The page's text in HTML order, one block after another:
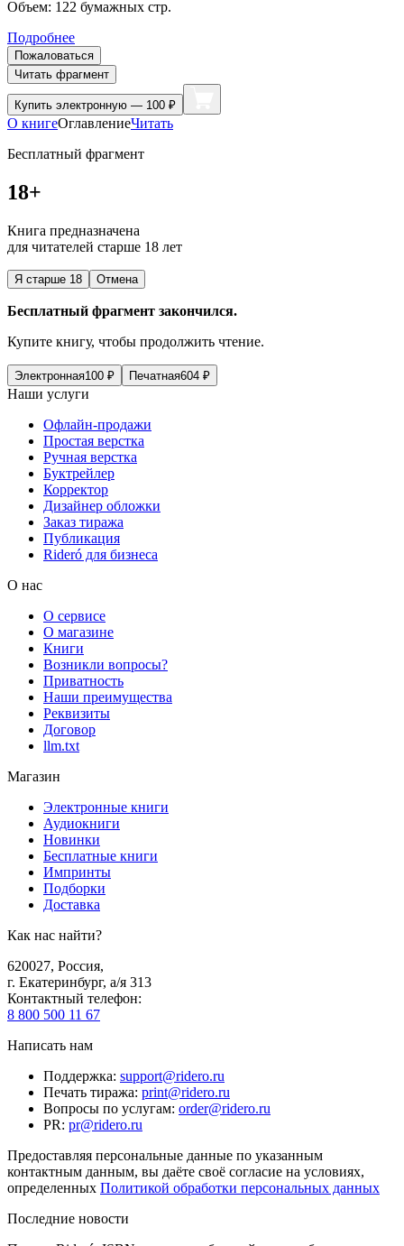
Объем: 122 бумажных стр.
Подробнее
Пожаловаться
Читать фрагмент
Купить электронную — 100 ₽
О книгеОглавлениеЧитать
Бесплатный фрагмент
18+
Книга предназначена
для читателей старше 18 лет
Я старше 18 Отмена
Бесплатный фрагмент закончился.
Купите книгу, чтобы продолжить чтение.
Электронная100 ₽ Печатная604 ₽
Наши услуги
Офлайн-продажи
Простая верстка
Ручная верстка
Буктрейлер
Корректор
Дизайнер обложки
Заказ тиража
Публикация
Rideró для бизнеса
О нас
О сервисе
О магазине
Книги
Возникли вопросы?
Приватность
Наши преимущества
Реквизиты
Договор
llm.txt
Магазин
Электронные книги
Аудиокниги
Новинки
Бесплатные книги
Импринты
Подборки
Доставка
Как нас найти?
620027, Россия,
г. Екатеринбург, а/я 313
Контактный телефон:
8 800 500 11 67
Написать нам
Поддержка: support@ridero.ru
Печать тиража: print@ridero.ru
Вопросы по услугам: order@ridero.ru
PR: pr@ridero.ru
Предоставляя персональные данные по указанным
контактным данным, вы даёте своё согласие на условиях,
определенных Политикой обработки персональных данных
Последние новости